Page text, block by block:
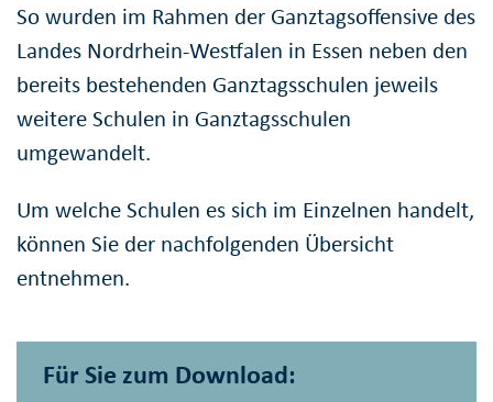
So wurden im Rahmen der Ganztagsoffensive des
Landes Nordrhein-Westfalen in Essen neben den
bereits bestehenden Ganztagsschulen jeweils
weitere Schulen in Ganztagsschulen
umgewandelt.
Um welche Schulen es sich im Einzelnen handelt,
können Sie der nachfolgenden Übersicht
entnehmen.
Für Sie zum Download: